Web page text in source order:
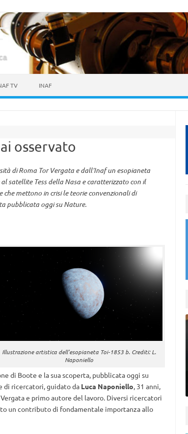
TV INAF
osservato
di Roma Tor Vergata e dall’Inaf un esopianeta
satellite Tess della Nasa e caratterizzato con il
mettono in crisi le teorie convenzionali di
pubblicata oggi su Nature.
Illustrazione artistica dell’esopianeta Toi-1853 b. Crediti: L.
Naponiello
di Boote e la sua scoperta, pubblicata oggi su
di ricercatori, guidato daLuca Naponiello, 31 anni,
e primo autore del lavoro. Diversi ricercatori
un contributo di fondamentale importanza allo